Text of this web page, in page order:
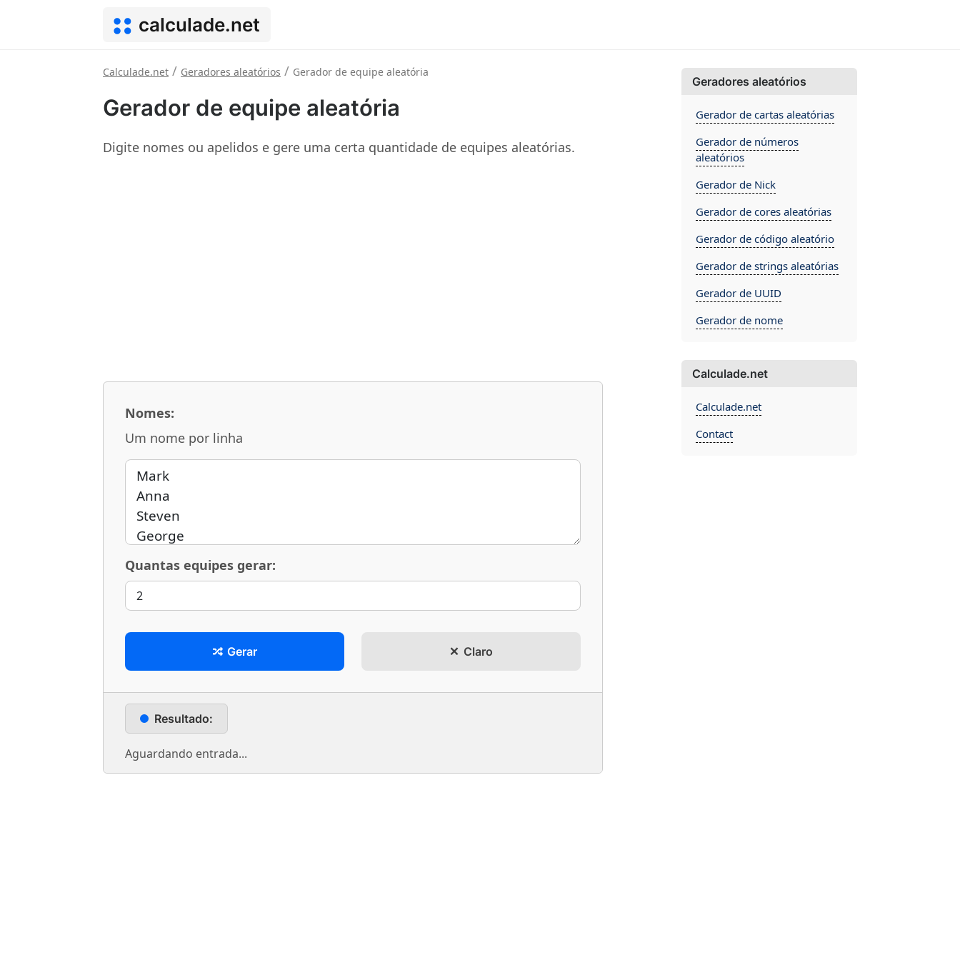
calculade.net
Calculade.net / Geradores aleatórios / Gerador de equipe aleatória
Gerador de equipe aleatória
Digite nomes ou apelidos e gere uma certa quantidade de equipes aleatórias.
Nomes:
Um nome por linha
Quantas equipes gerar:
Gerar Claro
Resultado:
Aguardando entrada...
Geradores aleatórios
Gerador de cartas aleatórias
Gerador de números
aleatórios
Gerador de Nick
Gerador de cores aleatórias
Gerador de código aleatório
Gerador de strings aleatórias
Gerador de UUID
Gerador de nome
Calculade.net
Calculade.net
Contact